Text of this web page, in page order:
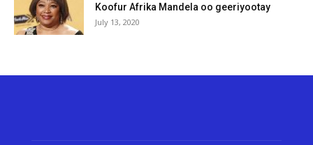
Koofur Afrika Mandela oo geeriyootay
July 13, 2020